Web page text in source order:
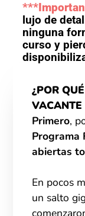
lujo de
ninguna
curso y
¿POR QUÉ
VACANTE
Primero,
Programa
abiertas
En pocos
un salto